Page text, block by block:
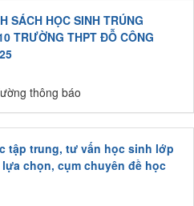
SÁCH HỌC SINH TRÚNG
TRƯỜNG THPT ĐỖ CÔNG
thông báo
tập trung, tư vấn học sinh lớp
chọn, cụm chuyên đề học